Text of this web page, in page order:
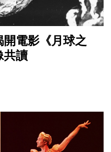
電影《月球之
共讀